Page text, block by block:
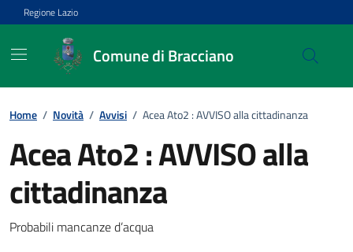
Vai ai contenuti
Vai al footer
Regione Lazio
Comune di Bracciano
Home / Novità / Avvisi / Acea Ato2 : AVVISO alla cittadinanza
Acea Ato2 : AVVISO alla
cittadinanza
Dettagli della notizia
Probabili mancanze d’acqua